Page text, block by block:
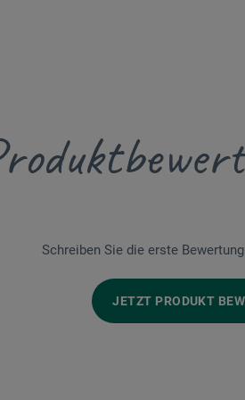
Schreiben Sie die erste
JETZT PRODUKT